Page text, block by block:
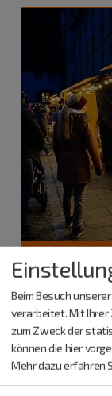
28.11.26
Weihnachtsmarkt
19.
Beim Besuch
verarbeitet. Mit Ihrer
zum Zweck der
können die hier
Mehr dazu erfahren